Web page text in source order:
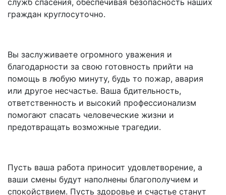
служб спасения, обеспечивая безопасность наших
граждан круглосуточно.
Вы заслуживаете огромного уважения и
благодарности за свою готовность прийти на
помощь в любую минуту, будь то пожар, авария
или другое несчастье. Ваша бдительность,
ответственность и высокий профессионализм
помогают спасать человеческие жизни и
предотвращать возможные трагедии.
Пусть ваша работа приносит удовлетворение, а
ваши смены будут наполнены благополучием и
спокойствием. Пусть здоровье и счастье станут